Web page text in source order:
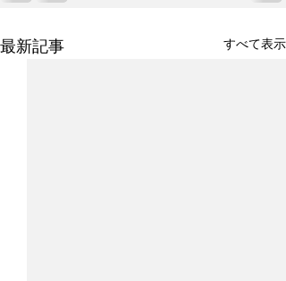
最新記事 すべて表示